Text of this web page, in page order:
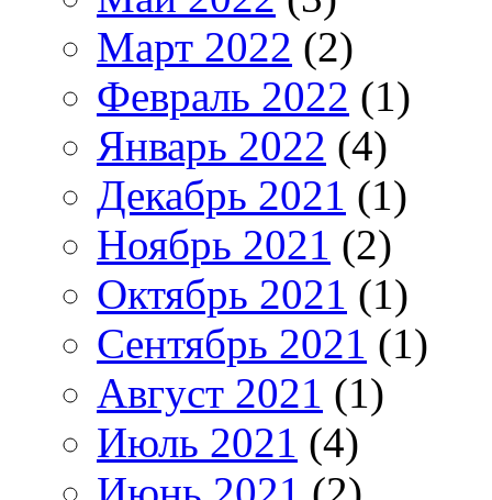
Март 2022 (2)
Февраль 2022 (1)
Январь 2022 (4)
Декабрь 2021 (1)
Ноябрь 2021 (2)
Октябрь 2021 (1)
Сентябрь 2021 (1)
Август 2021 (1)
Июль 2021 (4)